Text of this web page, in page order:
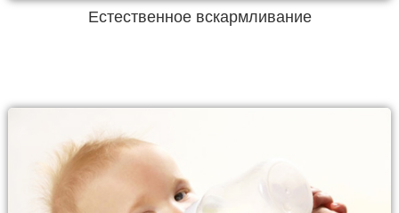
Естественное вскармливание